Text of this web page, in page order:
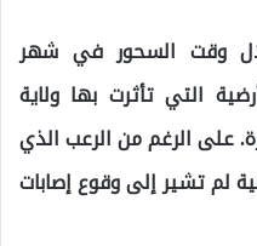
وقت السحور في شهر
التي تأثرت بها ولاية
على الرغم من الرعب الذي
لم تشير إلى وقوع إصابات